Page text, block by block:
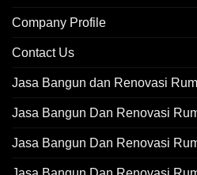
Company Profile
Contact Us
Jasa Bangun dan Renovasi
Jasa Bangun Dan Renovasi
Jasa Bangun Dan Renovasi